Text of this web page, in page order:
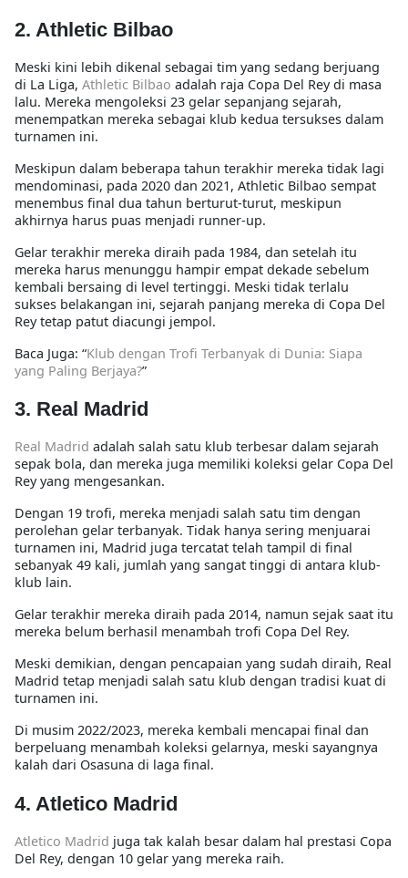
2. Athletic Bilbao
Meski kini lebih dikenal sebagai tim yang sedang berjuang
di La Liga, Athletic Bilbao adalah raja Copa Del Rey di masa
lalu. Mereka mengoleksi 23 gelar sepanjang sejarah,
menempatkan mereka sebagai klub kedua tersukses dalam
turnamen ini.
Meskipun dalam beberapa tahun terakhir mereka tidak lagi
mendominasi, pada 2020 dan 2021, Athletic Bilbao sempat
menembus final dua tahun berturut-turut, meskipun
akhirnya harus puas menjadi runner-up.
Gelar terakhir mereka diraih pada 1984, dan setelah itu
mereka harus menunggu hampir empat dekade sebelum
kembali bersaing di level tertinggi. Meski tidak terlalu
sukses belakangan ini, sejarah panjang mereka di Copa Del
Rey tetap patut diacungi jempol.
Baca Juga: “Klub dengan Trofi Terbanyak di Dunia: Siapa
yang Paling Berjaya?”
3. Real Madrid
Real Madrid adalah salah satu klub terbesar dalam sejarah
sepak bola, dan mereka juga memiliki koleksi gelar Copa Del
Rey yang mengesankan.
Dengan 19 trofi, mereka menjadi salah satu tim dengan
perolehan gelar terbanyak. Tidak hanya sering menjuarai
turnamen ini, Madrid juga tercatat telah tampil di final
sebanyak 49 kali, jumlah yang sangat tinggi di antara klub-
klub lain.
Gelar terakhir mereka diraih pada 2014, namun sejak saat itu
mereka belum berhasil menambah trofi Copa Del Rey.
Meski demikian, dengan pencapaian yang sudah diraih, Real
Madrid tetap menjadi salah satu klub dengan tradisi kuat di
turnamen ini.
Di musim 2022/2023, mereka kembali mencapai final dan
berpeluang menambah koleksi gelarnya, meski sayangnya
kalah dari Osasuna di laga final.
4. Atletico Madrid
Atletico Madrid juga tak kalah besar dalam hal prestasi Copa
Del Rey, dengan 10 gelar yang mereka raih.